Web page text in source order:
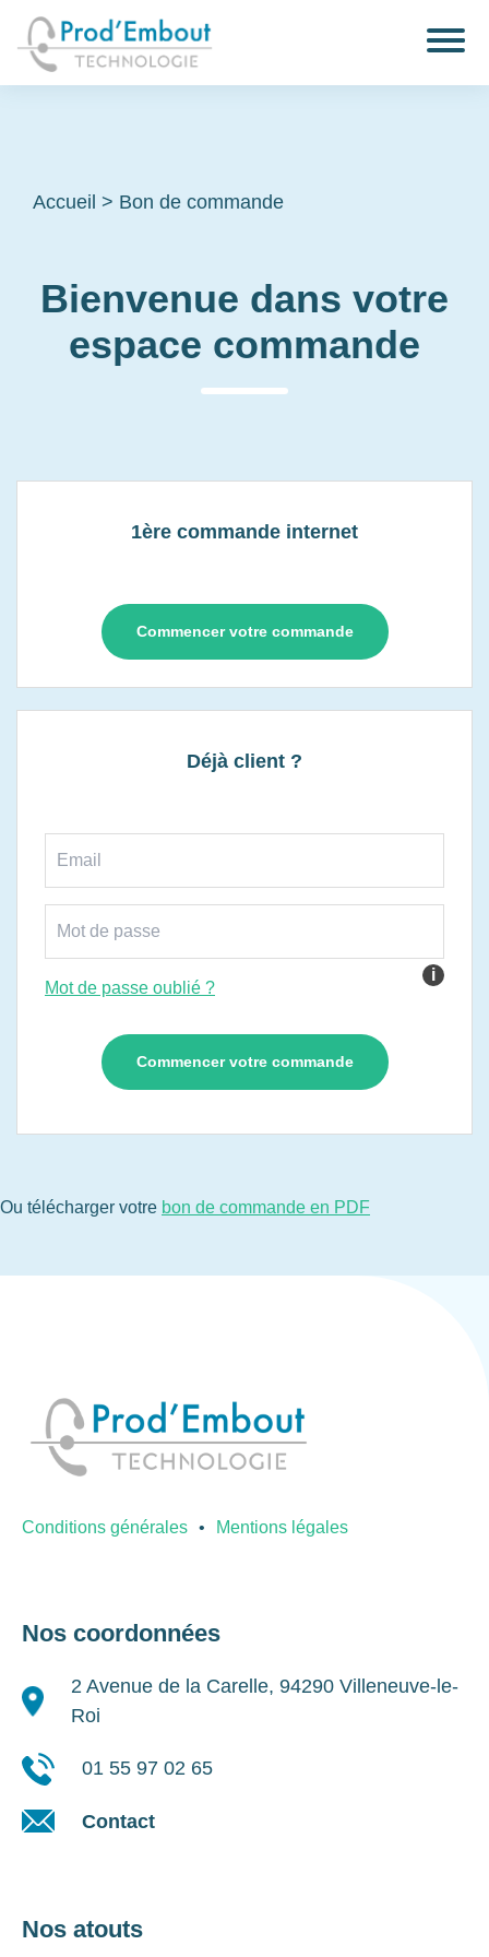
Accueil > Bon de commande
Bienvenue dans votre
espace commande
1ère commande internet
Commencer votre commande
Déjà client ?
i
Mot de passe oublié ?
Ou télécharger votre bon de commande en PDF
Conditions générales Mentions légales
Nos coordonnées
2 Avenue de la Carelle, 94290 Villeneuve-le-
Roi
01 55 97 02 65
Contact
Nos atouts